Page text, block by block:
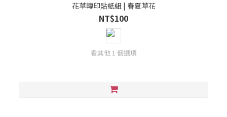
花草轉印貼紙組 | 春夏草花
NT$100
看其他 1 個選項